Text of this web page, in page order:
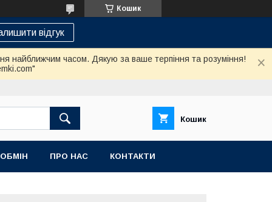
Кошик
відгук
найближчим часом. Дякую за ваше терпіння та розуміння!
Кошик
ПРО НАС КОНТАКТИ